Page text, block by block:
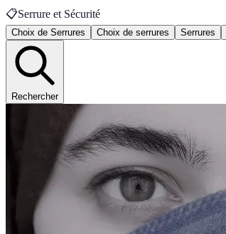
📋Serrure et Sécurité
Choix de Serrures Choix de serrures Serrures
Rechercher